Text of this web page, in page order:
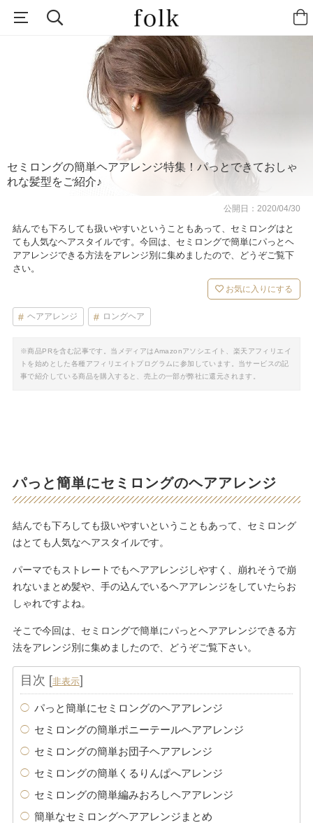
セミロングの簡単ヘアアレンジ特集！パっとできておしゃ
れな髪型をご紹介♪
公開日：2020/04/30
結んでも下ろしても扱いやすいということもあって、セミロングはと
ても人気なヘアスタイルです。今回は、セミロングで簡単にパっとヘ
アアレンジできる方法をアレンジ別に集めましたので、どうぞご覧下
さい。
お気に入りにする
ヘアアレンジ ロングヘア
※商品PRを含む記事です。当メディアはAmazonアソシエイト、楽天アフィリエイ
トを始めとした各種アフィリエイトプログラムに参加しています。当サービスの記
事で紹介している商品を購入すると、売上の一部が弊社に還元されます。
パっと簡単にセミロングのヘアアレンジ
結んでも下ろしても扱いやすいということもあって、セミロング
はとても人気なヘアスタイルです。
パーマでもストレートでもヘアアレンジしやすく、崩れそうで崩
れないまとめ髪や、手の込んでいるヘアアレンジをしていたらお
しゃれですよね。
そこで今回は、セミロングで簡単にパっとヘアアレンジできる方
法をアレンジ別に集めましたので、どうぞご覧下さい。
目次 [非表示]
パっと簡単にセミロングのヘアアレンジ
セミロングの簡単ポニーテールヘアアレンジ
セミロングの簡単お団子ヘアアレンジ
セミロングの簡単くるりんぱへアレンジ
セミロングの簡単編みおろしヘアアレンジ
簡単なセミロングヘアアレンジまとめ